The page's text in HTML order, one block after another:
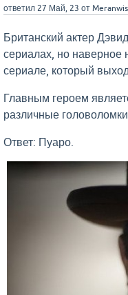
ответил 27 Май, 23 от
Британский актер
сериалах, но наверное
сериале, который
Главным героем
различные
Ответ: Пуаро.